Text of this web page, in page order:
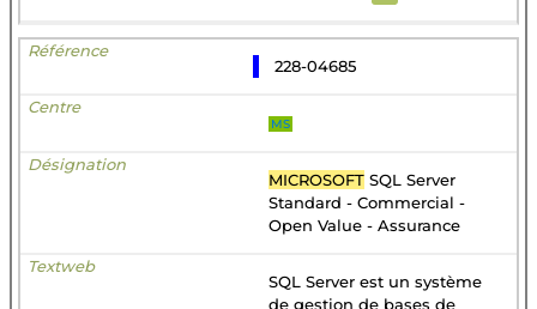
228-04685
MS
MICROSOFT SQL Server
Standard - Commercial -
Open Value - Assurance
SQL Server est un système
de gestion de bases de